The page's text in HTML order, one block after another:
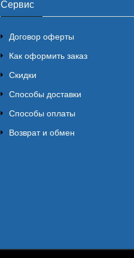
Сервис
Договор оферты
Как оформить заказ
Скидки
Способы доставки
Способы оплаты
Возврат и обмен